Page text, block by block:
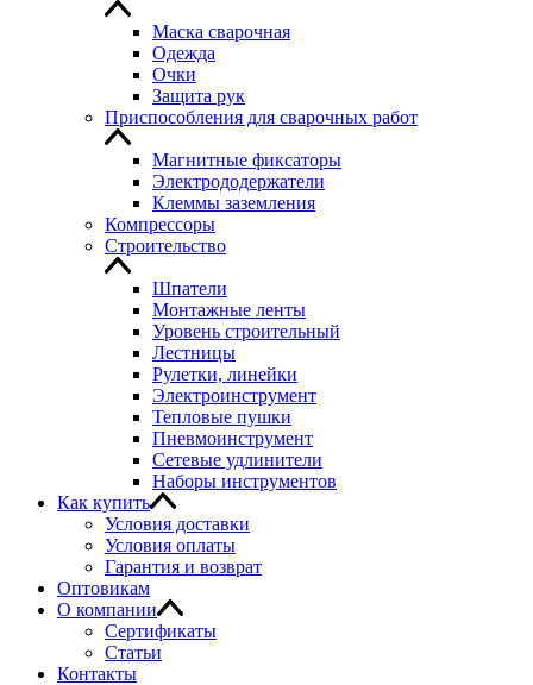
Маска сварочная
Одежда
Очки
Защита рук
Приспособления для сварочных работ
Магнитные фиксаторы
Электрододержатели
Клеммы заземления
Компрессоры
Строительство
Шпатели
Монтажные ленты
Уровень строительный
Лестницы
Рулетки, линейки
Электроинструмент
Тепловые пушки
Пневмоинструмент
Сетевые удлинители
Наборы инструментов
Как купить
Условия доставки
Условия оплаты
Гарантия и возврат
Оптовикам
О компании
Сертификаты
Статьи
Контакты